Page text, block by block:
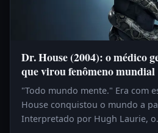
Dr. House (2004): o médico
que virou fenômeno mundial
"Todo mundo mente." Era com
House conquistou o mundo a
Interpretado por Hugh Laurie,